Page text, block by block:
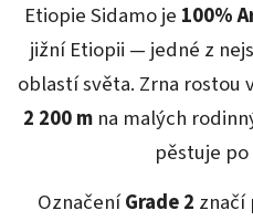
Etiopie Sidamo je 100%
jižní Etiopii — jedné z
oblastí světa. Zrna rostou
2 200 m na malých
pěstuje
OznačeníGrade 2 značí